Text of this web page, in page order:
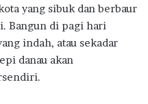
yang sibuk dan berbaur
Bangun di pagi hari
indah, atau sekadar
danau akan